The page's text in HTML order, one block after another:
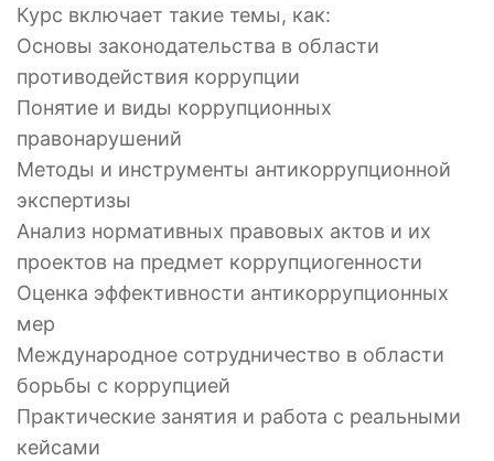
Курс включает такие темы, как:
Основы законодательства в области
противодействия коррупции
Понятие и виды коррупционных
правонарушений
Методы и инструменты антикоррупционной
экспертизы
Анализ нормативных правовых актов и их
проектов на предмет коррупциогенности
Оценка эффективности антикоррупционных
мер
Международное сотрудничество в области
борьбы с коррупцией
Практические занятия и работа с реальными
кейсами